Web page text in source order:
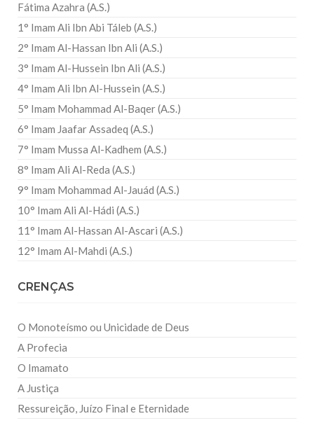
Fátima Azahra (A.S.)
1° Imam Ali Ibn Abi Táleb (A.S.)
2° Imam Al-Hassan Ibn Ali (A.S.)
3° Imam Al-Hussein Ibn Ali (A.S.)
4° Imam Ali Ibn Al-Hussein (A.S.)
5° Imam Mohammad Al-Baqer (A.S.)
6° Imam Jaafar Assadeq (A.S.)
7° Imam Mussa Al-Kadhem (A.S.)
8° Imam Ali Al-Reda (A.S.)
9° Imam Mohammad Al-Jauád (A.S.)
10° Imam Ali Al-Hádi (A.S.)
11° Imam Al-Hassan Al-Ascari (A.S.)
12° Imam Al-Mahdi (A.S.)
CRENÇAS
O Monoteísmo ou Unicidade de Deus
A Profecia
O Imamato
A Justiça
Ressureição, Juízo Final e Eternidade